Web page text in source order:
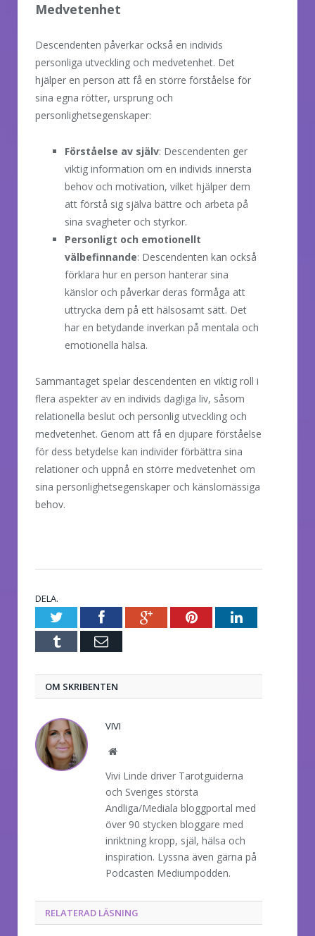
Medvetenhet
Descendenten påverkar också en individs
personliga utveckling och medvetenhet. Det
hjälper en person att få en större förståelse för
sina egna rötter, ursprung och
personlighetsegenskaper:
Förståelse av själv: Descendenten ger
viktig information om en individs innersta
behov och motivation, vilket hjälper dem
att förstå sig själva bättre och arbeta på
sina svagheter och styrkor.
Personligt och emotionellt
välbefinnande: Descendenten kan också
förklara hur en person hanterar sina
känslor och påverkar deras förmåga att
uttrycka dem på ett hälsosamt sätt. Det
har en betydande inverkan på mentala och
emotionella hälsa.
Sammantaget spelar descendenten en viktig roll i
flera aspekter av en individs dagliga liv, såsom
relationella beslut och personlig utveckling och
medvetenhet. Genom att få en djupare förståelse
för dess betydelse kan individer förbättra sina
relationer och uppnå en större medvetenhet om
sina personlighetsegenskaper och känslomässiga
behov.
DELA.
TwitterFacebookGoogle+PinterestLinkedIn
Tumblr E-
OM SKRIBENTEN
VIVI
Website
Vivi Linde driver Tarotguiderna
och Sveriges största
Andliga/Mediala bloggportal med
över 90 stycken bloggare med
inriktning kropp, själ, hälsa och
inspiration. Lyssna även gärna på
Podcasten Mediumpodden.
RELATERAD LÄSNING